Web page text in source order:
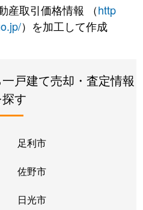
産取引価格情報 （http
）を加工して作成
戸建て売却・査定情報
す
足利市
佐野市
日光市